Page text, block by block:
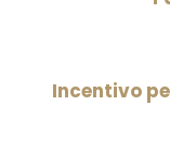
Incentivo